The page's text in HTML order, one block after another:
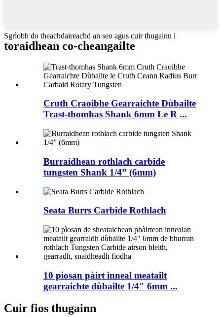
Sgrìobh do theachdaireachd an seo agus cuir thugainn i
toraidhean co-cheangailte
Cruth Craoibhe Gearraichte Dùbailte
Trast-thomhas Shank 6mm Le R ...
Burraidhean rothlach carbide
tungsten Shank 1/4” (6mm)
Seata Burrs Carbide Rothlach
10 pìosan pàirt inneal meatailt
gearraichte dùbailte 1/4″ 6mm ...
Cuir fios thugainn